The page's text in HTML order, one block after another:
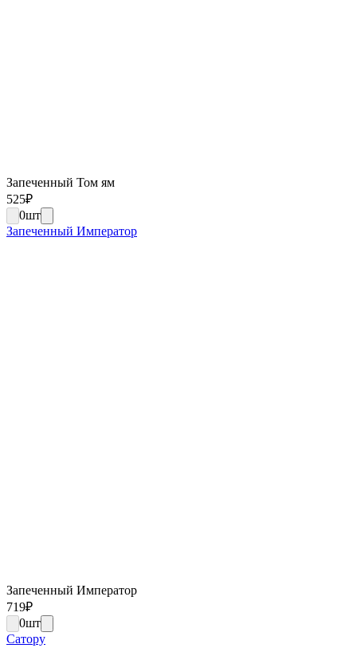
Запеченный Том ям
525₽
0шт
Запеченный Император
Запеченный Император
719₽
0шт
Сатору